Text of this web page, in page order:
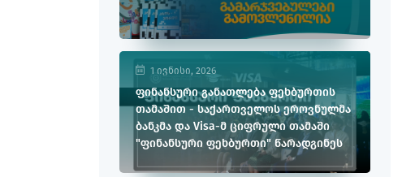
1 ივნისი, 2026
ფინანსური განათლება ფეხბურთის
თამაშით - საქართველოს ეროვნულმა
ბანკმა და Visa-მ ციფრული თამაში
"ფინანსური ფეხბურთი" წარადგინეს